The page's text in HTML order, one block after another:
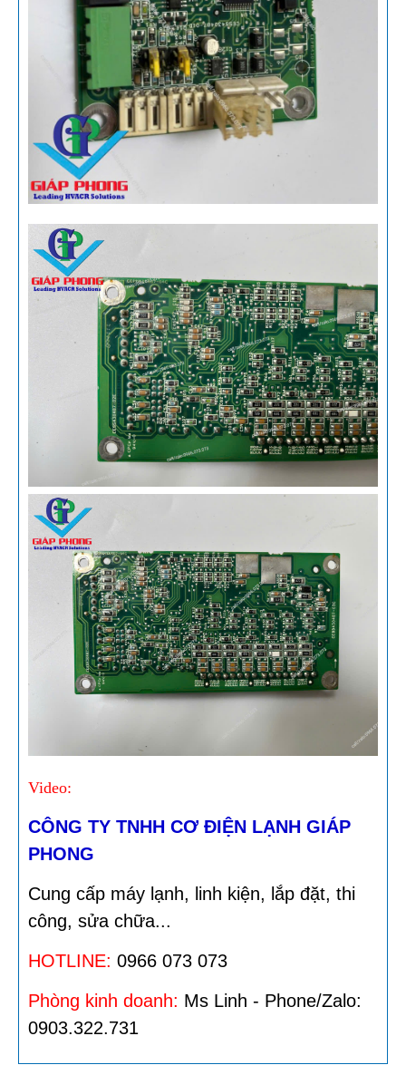
Video:
CÔNG TY TNHH CƠ ĐIỆN LẠNH GIÁP
PHONG
Cung cấp máy lạnh, linh kiện, lắp đặt, thi
công, sửa chữa...
HOTLINE: 0966 073 073
Phòng kinh doanh: Ms Linh - Phone/Zalo:
0903.322.731